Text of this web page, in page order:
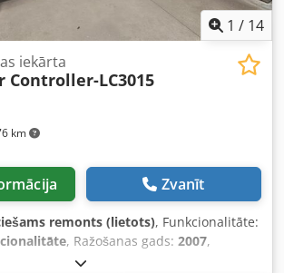
1 / 14
km
iekārta
Controller-LC3015
Zvanīt
remonts (lietots), Funkcionalitāte:
, Ražošanas gads: 2007,
, vadības veids: